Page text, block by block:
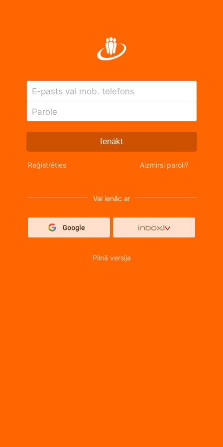
E-pasts vai mob. telefons
Parole
Ienākt
Reģistrēties Aizmirsi paroli?
Vai ienāc ar
Pilnā versija